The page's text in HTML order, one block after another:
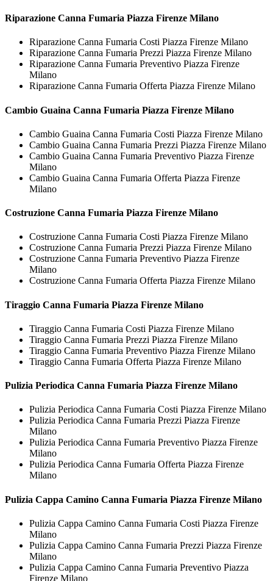
Riparazione Canna Fumaria Piazza Firenze Milano
Riparazione Canna Fumaria Costi Piazza Firenze Milano
Riparazione Canna Fumaria Prezzi Piazza Firenze Milano
Riparazione Canna Fumaria Preventivo Piazza Firenze
Milano
Riparazione Canna Fumaria Offerta Piazza Firenze Milano
Cambio Guaina Canna Fumaria Piazza Firenze Milano
Cambio Guaina Canna Fumaria Costi Piazza Firenze Milano
Cambio Guaina Canna Fumaria Prezzi Piazza Firenze Milano
Cambio Guaina Canna Fumaria Preventivo Piazza Firenze
Milano
Cambio Guaina Canna Fumaria Offerta Piazza Firenze
Milano
Costruzione Canna Fumaria Piazza Firenze Milano
Costruzione Canna Fumaria Costi Piazza Firenze Milano
Costruzione Canna Fumaria Prezzi Piazza Firenze Milano
Costruzione Canna Fumaria Preventivo Piazza Firenze
Milano
Costruzione Canna Fumaria Offerta Piazza Firenze Milano
Tiraggio Canna Fumaria Piazza Firenze Milano
Tiraggio Canna Fumaria Costi Piazza Firenze Milano
Tiraggio Canna Fumaria Prezzi Piazza Firenze Milano
Tiraggio Canna Fumaria Preventivo Piazza Firenze Milano
Tiraggio Canna Fumaria Offerta Piazza Firenze Milano
Pulizia Periodica Canna Fumaria Piazza Firenze Milano
Pulizia Periodica Canna Fumaria Costi Piazza Firenze Milano
Pulizia Periodica Canna Fumaria Prezzi Piazza Firenze
Milano
Pulizia Periodica Canna Fumaria Preventivo Piazza Firenze
Milano
Pulizia Periodica Canna Fumaria Offerta Piazza Firenze
Milano
Pulizia Cappa Camino Canna Fumaria Piazza Firenze Milano
Pulizia Cappa Camino Canna Fumaria Costi Piazza Firenze
Milano
Pulizia Cappa Camino Canna Fumaria Prezzi Piazza Firenze
Milano
Pulizia Cappa Camino Canna Fumaria Preventivo Piazza
Firenze Milano